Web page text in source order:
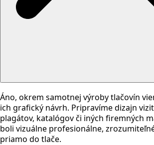
Áno, okrem samotnej výroby tlačovín
ich grafický návrh. Pripravíme dizajn
plagátov, katalógov či iných firemných
boli vizuálne profesionálne,
priamo do tlače.